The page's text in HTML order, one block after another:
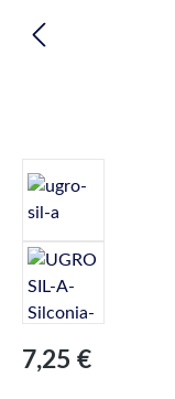
Regulärer Preis:
7,25 €